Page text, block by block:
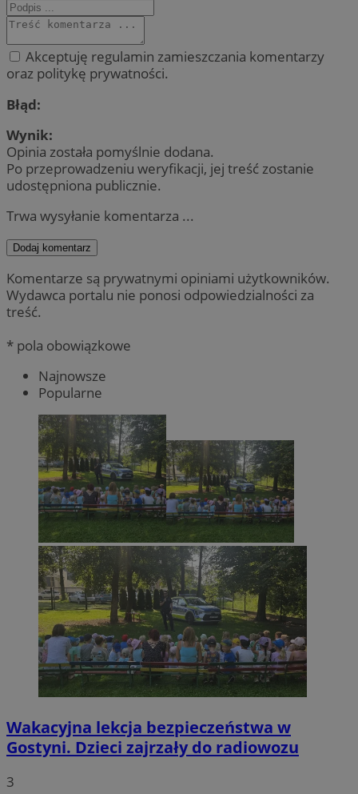
Akceptuję regulamin zamieszczania komentarzy
oraz politykę prywatności.
Błąd:
Wynik:
Opinia została pomyślnie dodana.
Po przeprowadzeniu weryfikacji, jej treść zostanie
udostępniona publicznie.
Trwa wysyłanie komentarza ...
Dodaj komentarz
Komentarze są prywatnymi opiniami użytkowników.
Wydawca portalu nie ponosi odpowiedzialności za
treść.
* pola obowiązkowe
Najnowsze
Popularne
Wakacyjna lekcja bezpieczeństwa w
Gostyni. Dzieci zajrzały do radiowozu
3